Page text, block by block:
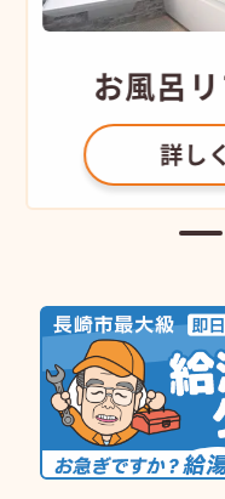
お風呂
詳し